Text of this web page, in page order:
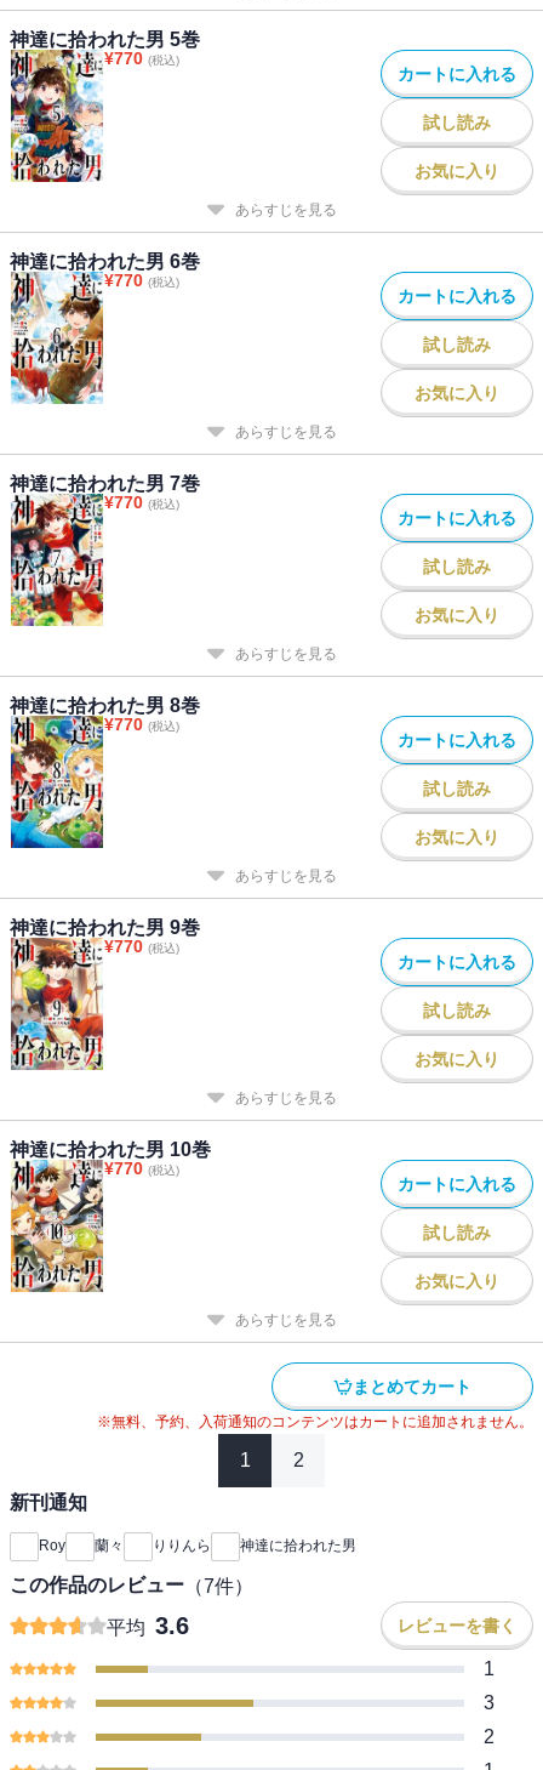
神達に拾われた男 5巻
¥770 (税込)
カートに入れる
試し読み
お気に入り
あらすじを見る
神達に拾われた男 6巻
¥770 (税込)
カートに入れる
試し読み
お気に入り
あらすじを見る
神達に拾われた男 7巻
¥770 (税込)
カートに入れる
試し読み
お気に入り
あらすじを見る
神達に拾われた男 8巻
¥770 (税込)
カートに入れる
試し読み
お気に入り
あらすじを見る
神達に拾われた男 9巻
¥770 (税込)
カートに入れる
試し読み
お気に入り
あらすじを見る
神達に拾われた男 10巻
¥770 (税込)
カートに入れる
試し読み
お気に入り
あらすじを見る
まとめてカート
※無料、予約、入荷通知のコンテンツはカートに追加されません。
1 2
新刊通知
Roy 蘭々 りりんら 神達に拾われた男
この作品のレビュー （7件）
平均 3.6 レビューを書く
1
3
2